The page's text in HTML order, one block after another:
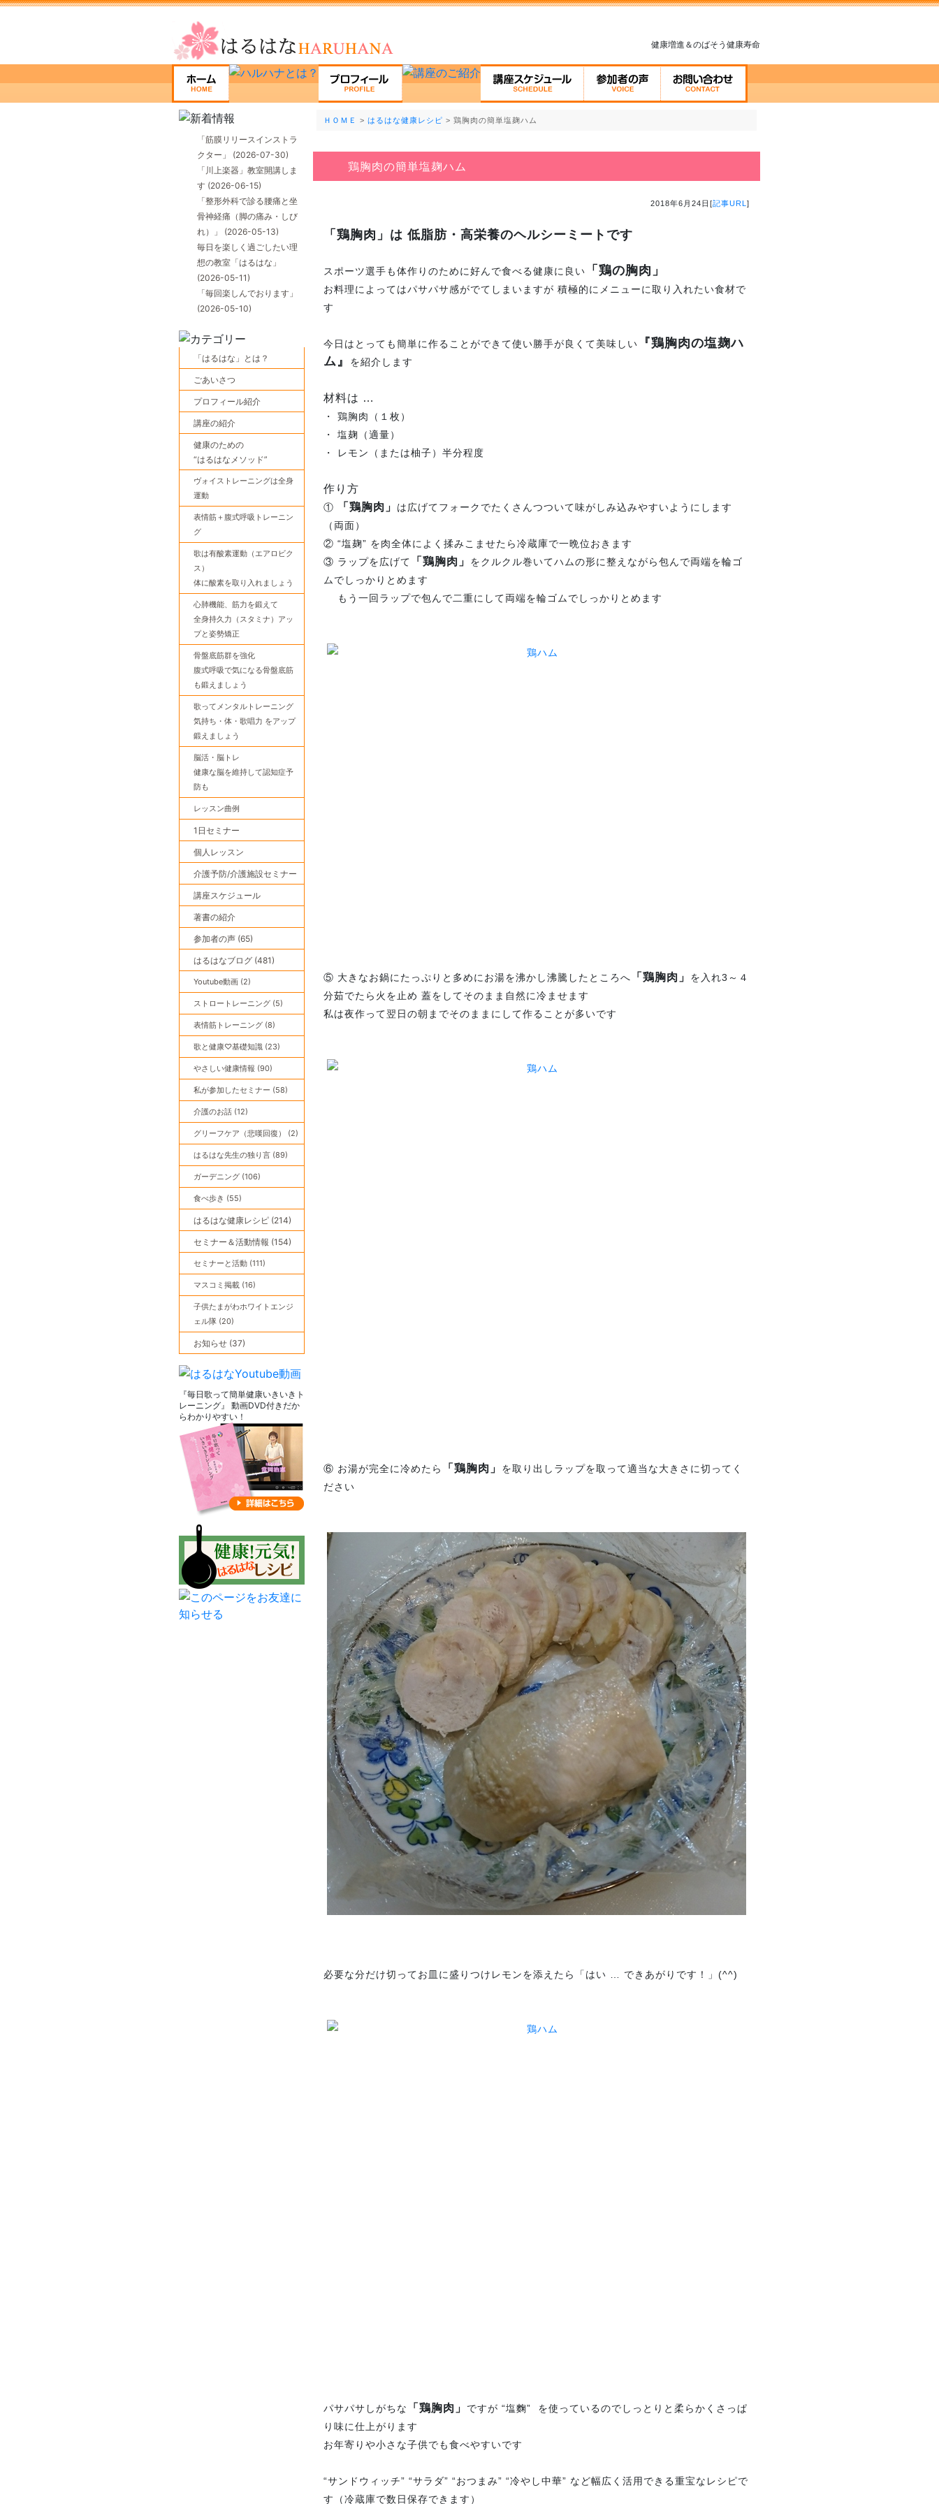
健康増進＆のばそう健康寿命
ＨＯＭＥ > はるはな健康レシピ > 鶏胸肉の簡単塩麹ハム
鶏胸肉の簡単塩麹ハム
2018年6月24日[記事URL ]
「鶏胸肉」は 低脂肪・高栄養のヘルシーミートです
スポーツ選手も体作りのために好んで食べる健康に良い 「鶏の胸肉」
お料理によってはパサパサ感がでてしまいますが 積極的にメニューに取り入れたい食材で
す
今日はとっても簡単に作ることができて使い勝手が良くて美味しい
『鶏胸肉の塩麹ハ
ム』
を紹介します
材料は …
・ 鶏胸肉（１枚）
・ 塩麹（適量）
・ レモン（または柚子）半分程度
作り方
① 「鶏胸肉」 は広げてフォークでたくさんつついて味がしみ込みやすいようにします
（両面）
② “塩麹” を肉全体によく揉みこませたら冷蔵庫で一晩位おきます
③ ラップを広げて
「鶏胸肉」 をクルクル巻いてハムの形に整えながら包んで両端を輪ゴ
ムでしっかりとめます
もう一回ラップで包んで二重にして両端を輪ゴムでしっかりとめます
⑤ 大きなお鍋にたっぷりと多めにお湯を沸かし沸騰したところへ 「鶏胸肉」 を入れ3～４
分茹でたら火を止め 蓋をしてそのまま自然に冷ませます
私は夜作って翌日の朝までそのままにして作ることが多いです
⑥ お湯が完全に冷めたら 「鶏胸肉」 を取り出しラップを取って適当な大きさに切ってく
ださい
必要な分だけ切ってお皿に盛りつけレモンを添えたら「はい … できあがりです！」(^^)
パサパサしがちな 「鶏胸肉」 ですが “塩麴” を使っているのでしっとりと柔らかくさっぱ
り味に仕上がります
お年寄りや小さな子供でも食べやすいです
“サンドウィッチ” “サラダ” “おつまみ” “冷やし中華” など幅広く活用できる重宝なレシピで
す（冷蔵庫で数日保存できます）
「筋膜リリースインストラ
クター」 (2026-07-30)
「川上楽器」教室開講しま
す (2026-06-15)
「整形外科で診る腰痛と坐
骨神経痛（脚の痛み・しび
れ）」 (2026-05-13)
毎日を楽しく過ごしたい理
想の教室「はるはな」
(2026-05-11)
「毎回楽しんでおります」
(2026-05-10)
「はるはな」とは？
ごあいさつ
プロフィール紹介
講座の紹介
健康のための
“はるはなメソッド”
ヴォイストレーニングは全身
運動
表情筋＋腹式呼吸トレーニン
グ
歌は有酸素運動（エアロビク
ス）
体に酸素を取り入れましょう
心肺機能、筋力を鍛えて
全身持久力（スタミナ）アッ
プと姿勢矯正
骨盤底筋群を強化
腹式呼吸で気になる骨盤底筋
も鍛えましょう
歌ってメンタルトレーニング
気持ち・体・歌唱力 をアップ
鍛えましょう
脳活・脳トレ
健康な脳を維持して認知症予
防も
レッスン曲例
1日セミナー
個人レッスン
介護予防/介護施設セミナー
講座スケジュール
著書の紹介
参加者の声 (65)
はるはなブログ (481)
Youtube動画 (2)
ストロートレーニング (5)
表情筋トレーニング (8)
歌と健康♡基礎知識 (23)
やさしい健康情報 (90)
私が参加したセミナー (58)
介護のお話 (12)
グリーフケア（悲嘆回復） (2)
はるはな先生の独り言 (89)
ガーデニング (106)
食べ歩き (55)
はるはな健康レシピ (214)
セミナー＆活動情報 (154)
セミナーと活動 (111)
マスコミ掲載 (16)
子供たまがわホワイトエンジ
ェル隊 (20)
お知らせ (37)
『毎日歌って簡単健康いきいきト
レーニング』 動画DVD付きだか
らわかりやすい！